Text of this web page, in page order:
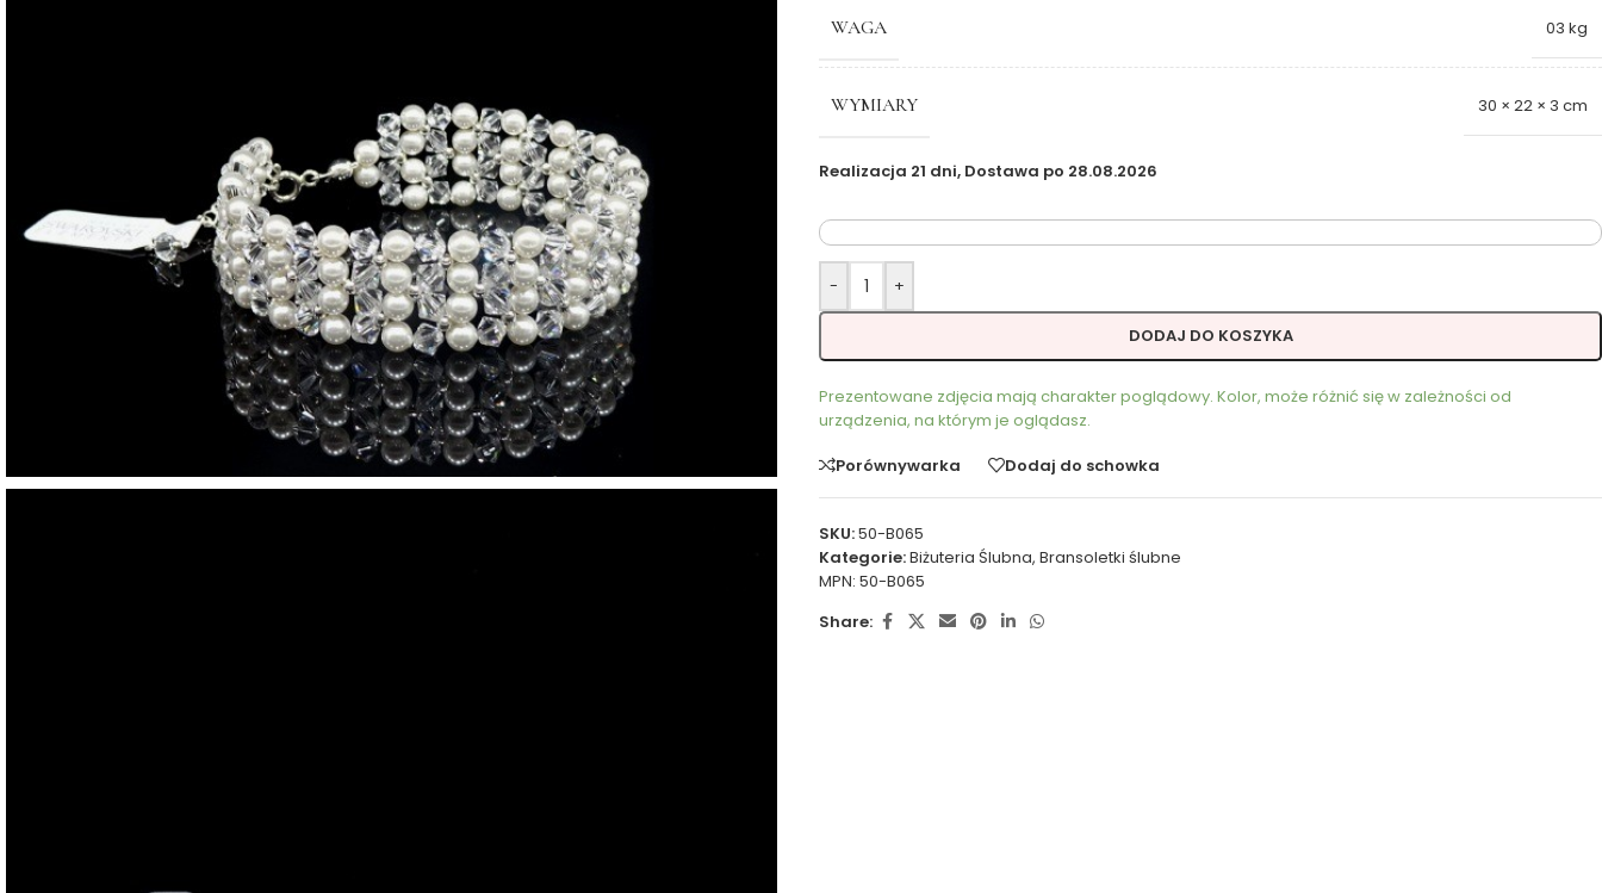
WAGA 03 kg
WYMIARY 30 × 22 × 3 cm
Realizacja 21 dni, Dostawa po 28.08.2026
- +
DODAJ DO KOSZYKA
Prezentowane zdjęcia mają charakter poglądowy. Kolor, może różnić się w zależności od
urządzenia, na którym je oglądasz.
Porównywarka
Dodaj do schowka
SKU:50-B065
Kategorie:Biżuteria Ślubna, Bransoletki ślubne
MPN: 50-B065
Share: